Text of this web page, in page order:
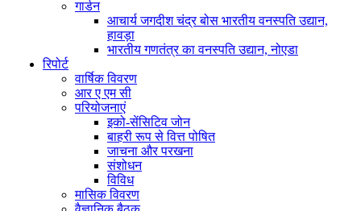
गार्डन
आचार्य जगदीश चंद्र बोस भारतीय वनस्पति उद्यान,
हावड़ा
भारतीय गणतंत्र का वनस्पति उद्यान, नोएडा
रिपोर्ट
वार्षिक विवरण
आर ए एम सी
परियोजनाएं
इको-सेंसिटिव जोन
बाहरी रूप से वित्त पोषित
जाचना और परखना
संशोधन
विविध
मासिक विवरण